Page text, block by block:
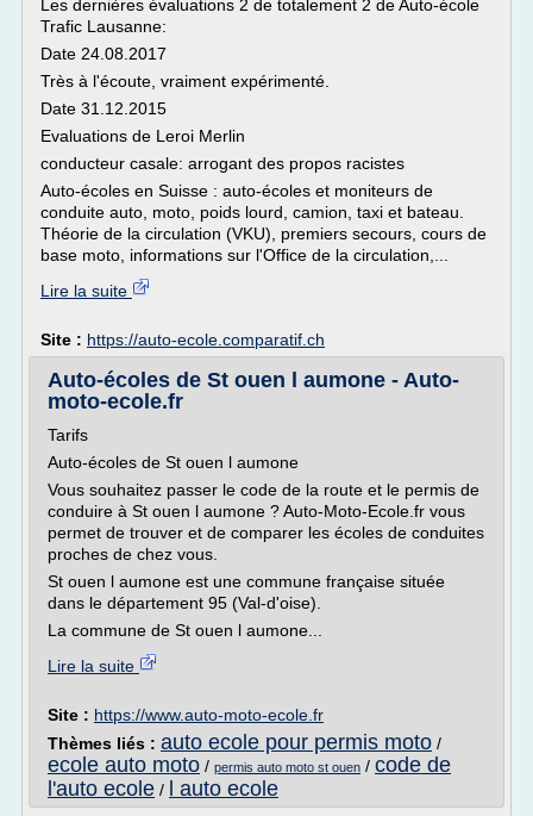
Les dernières évaluations 2 de totalement 2 de Auto-école
Trafic Lausanne:
Date 24.08.2017
Très à l'écoute, vraiment expérimenté.
Date 31.12.2015
Evaluations de Leroi Merlin
conducteur casale: arrogant des propos racistes
Auto-écoles en Suisse : auto-écoles et moniteurs de
conduite auto, moto, poids lourd, camion, taxi et bateau.
Théorie de la circulation (VKU), premiers secours, cours de
base moto, informations sur l'Office de la circulation,...
Lire la suite
Site : https://auto-ecole.comparatif.ch
Auto-écoles de St ouen l aumone - Auto-
moto-ecole.fr
Tarifs
Auto-écoles de St ouen l aumone
Vous souhaitez passer le code de la route et le permis de
conduire à St ouen l aumone ? Auto-Moto-Ecole.fr vous
permet de trouver et de comparer les écoles de conduites
proches de chez vous.
St ouen l aumone est une commune française située
dans le département 95 (Val-d'oise).
La commune de St ouen l aumone...
Lire la suite
Site : https://www.auto-moto-ecole.fr
Thèmes liés : auto ecole pour permis moto /
ecole auto moto / permis auto moto st ouen / code de
l'auto ecole /
l auto ecole